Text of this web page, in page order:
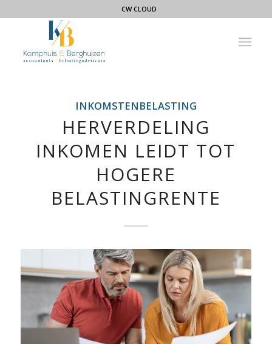
CW CLOUD
INKOMSTENBELASTING
HERVERDELING
INKOMEN LEIDT TOT
HOGERE
BELASTINGRENTE